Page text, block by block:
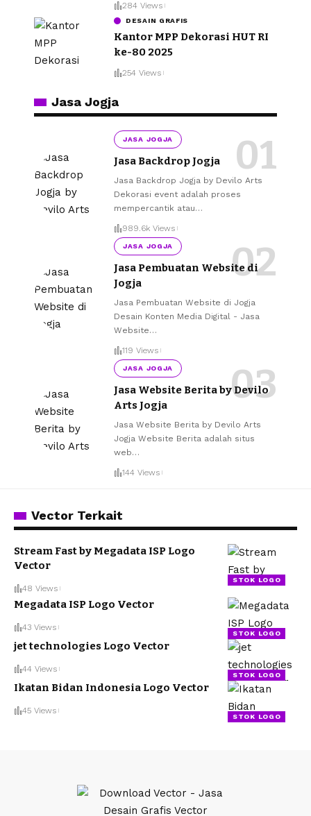
284 Views
DESAIN GRAFIS
Kantor MPP Dekorasi HUT RI
ke-80 2025
254 Views
Jasa Jogja
JASA JOGJA
Jasa Backdrop Jogja
Jasa Backdrop Jogja by Devilo Arts
Dekorasi event adalah proses
mempercantik atau…
989.6k Views
JASA JOGJA
Jasa Pembuatan Website di
Jogja
Jasa Pembuatan Website di Jogja
Desain Konten Media Digital - Jasa
Website…
119 Views
JASA JOGJA
Jasa Website Berita by Devilo
Arts Jogja
Jasa Website Berita by Devilo Arts
Jogja Website Berita adalah situs
web…
144 Views
Vector Terkait
STOK LOGO
Stream Fast by Megadata ISP Logo
Vector
48 Views
STOK LOGO
Megadata ISP Logo Vector
43 Views
STOK LOGO
jet technologies Logo Vector
44 Views
STOK LOGO
Ikatan Bidan Indonesia Logo Vector
45 Views